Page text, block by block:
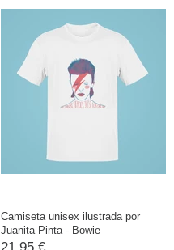
Camiseta unisex ilustrada por
Juanita Pinta - Bowie
21,95 €